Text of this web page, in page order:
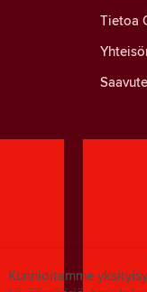
Tietoa
Kunnioitamme